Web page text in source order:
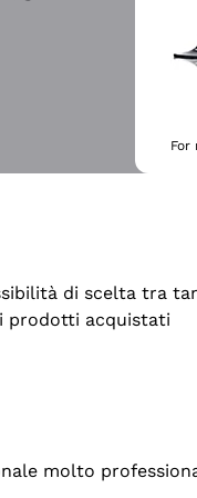
di scelta tra
prodotti acquistati
molto
For